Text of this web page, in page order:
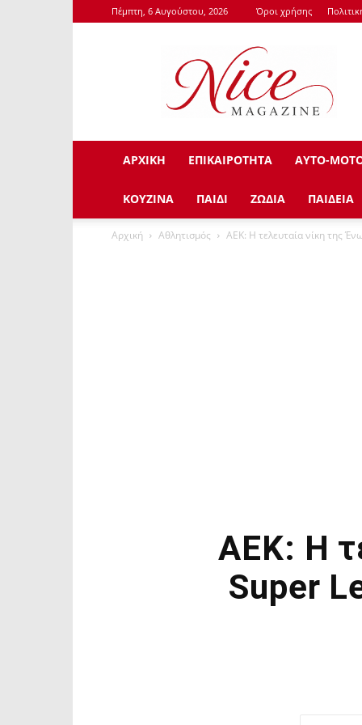
Πέμπτη, 6 Αυγούστου, 2026 Όροι χρήσης
NiceMagazine.Gr
ΑΡΧΙΚΗ ΕΠΙΚΑΙΡΟΤΗΤΑ ΑΥΤΟ-
ΚΟΥΖΙΝΑ ΠΑΙΔΙ ΖΩΔΙΑ ΠΑΙΔΕΙΑ
Αρχική Αθλητισμός ΑΕΚ: H τελευταία νίκη της
ΑΕΚ: H
Super